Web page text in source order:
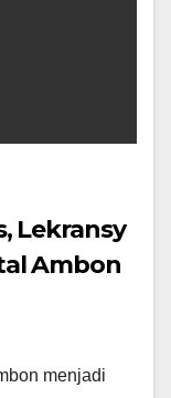
Lekransy
Ambon
menjadi